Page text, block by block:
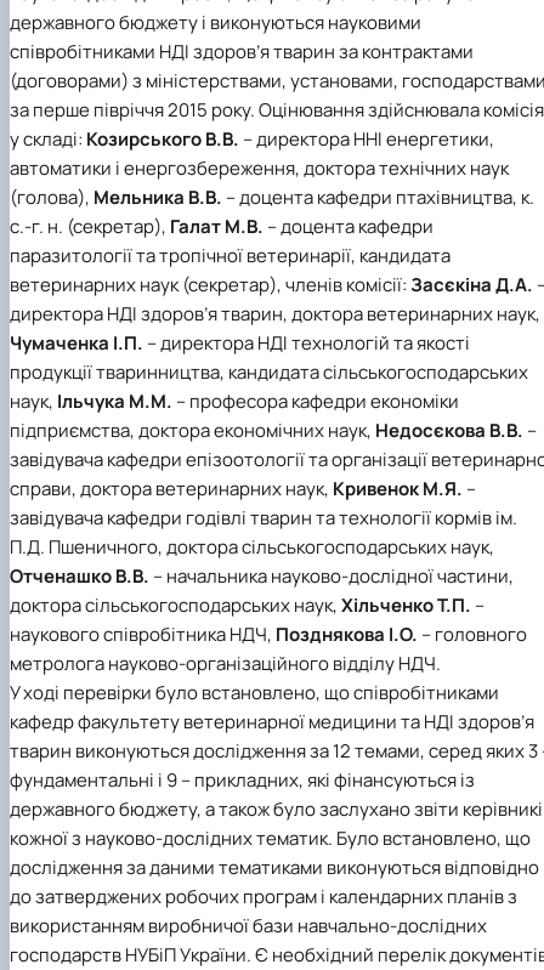
НОВИНИ
факультетом ветеринарної медицини …
Скринька довіри
Вступ 2022 рік
Вступ 2021 рік
Вступ 2020 рік
Вступ 2019 рік
Вступ 2018 рік
державного бюджету і виконуються науковими
співробітниками НДІ здоров’я тварин за контрактами
(договорами) з міністерствами, установами,
за перше півріччя 2015 року. Оцінювання здійснювала комісія
у складі: Козирського В.В. – директора ННІ енергетики,
автоматики і енергозбереження, доктора технічних наук
(голова), Мельника В.В. – доцента кафедри птахівництва, к.
с.-г. н. (секретар), Галат М.В. – доцента кафедри
паразитології та тропічної ветеринарії, кандидата
ветеринарних наук (секретар), членів комісії: Засєкіна Д.А.
директора НДІ здоров’я тварин, доктора ветеринарних наук,
Чумаченка І.П. – директора НДІ технологій та якості
продукції тваринництва, кандидата сільськогосподарських
наук, Ільчука М.М. – професора кафедри економіки
підприємства, доктора економічних наук, Недосєкова В.В. –
завідувача кафедри епізоотології та організації
справи, доктора ветеринарних наук, Кривенок М.Я. –
завідувача кафедри годівлі тварин та технології кормів ім.
П.Д. Пшеничного, доктора сільськогосподарських наук,
Отченашко В.В. – начальника науково-дослідної частини,
доктора сільськогосподарських наук,Хільченко Т.П. –
наукового співробітника НДЧ, Позднякова І.О. – головного
метролога науково-організаційного відділу НДЧ.
У ході перевірки було встановлено, що співробітниками
кафедр факультету ветеринарної медицини та НДІ здоров’я
тварин виконуються дослідження за 12 темами, серед яких 3
фундаментальні і 9 – прикладних, які фінансуються із
державного бюджету, а також було заслухано звіти
кожної з науково-дослідних тематик. Було встановлено, що
дослідження за даними тематиками виконуються відповідно
до затверджених робочих програм і календарних планів з
використанням виробничої бази навчально-дослідних
господарств НУБіП України. Є необхідний перелік